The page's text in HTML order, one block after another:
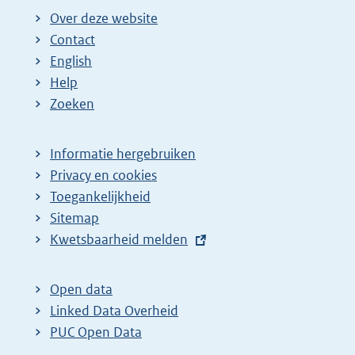
Over deze website
Contact
English
Help
Zoeken
Informatie hergebruiken
Privacy en cookies
Toegankelijkheid
Sitemap
E
t
e
r
Kwetsbaarheid melden
Open data
Linked Data Overheid
PUC Open Data